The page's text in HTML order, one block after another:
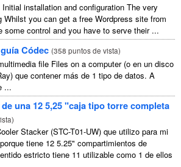
Initial installation and configuration The very
Whilst you can get a free Wordpress site from
some control and you have to serve their...
Códec (358 puntos de vista)
file Files on a computer(o en un disco
que contener más de 1 tipo de datos. A
...
una 12 5,25 "caja tipo torre completa
)
Stacker (STC-T01-UW) que utilizo para mi
tiene 12 5.25" compartimientos de
estricto tiene 11 utilizable como 1 de ellos